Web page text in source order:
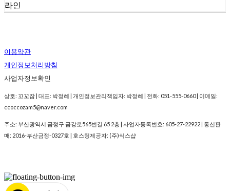
라인
이용약관
개인정보처리방침
사업자정보확인
상호: 꼬꼬잠 | 대표: 박정혜 | 개인정보관리책임자: 박정혜 | 전화: 051-555-0660 | 이메일:
ccoccozam5@naver.com
주소: 부산광역시 금정구 금강로565번길 65 2층 | 사업자등록번호: 605-27-22922 | 통신판
매: 2016-부산금정-0327호 | 호스팅제공자: (주)식스샵